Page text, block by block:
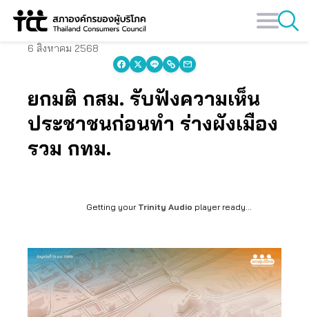
Skip
content
6 สิงหาคม 2568
ยกมติ กสม. รับฟังความเห็น
ประชาชนก่อนทำ ร่างผังเมือง
รวม กทม.
Getting your Trinity Audio player ready...